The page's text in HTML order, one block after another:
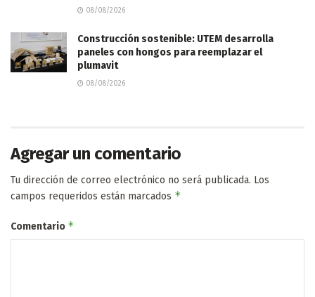
08/08/2026
Construcción sostenible: UTEM desarrolla
paneles con hongos para reemplazar el
plumavit
08/08/2026
Agregar un comentario
Tu dirección de correo electrónico no será publicada. Los
campos requeridos están marcados *
Comentario *